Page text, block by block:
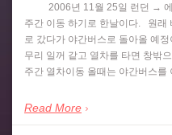
2006년 11월 25일 런던 → 에
주간 이동 하기로 한날이다. 원래
로 갔다가 야간버스로 돌아올 예
무리 일꺼 같고 열차를 타면 창밖
주간 열차이동 올때는 야간버스
Read More